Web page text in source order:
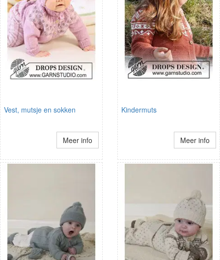
Vest, mutsje en sokken
Meer info
Kindermuts
Meer info